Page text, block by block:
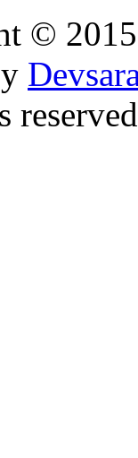
©
reserved